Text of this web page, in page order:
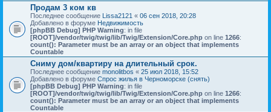
Продам 3 ком кв
Последнее сообщение Lissa2121 « 06 сен 2018, 20:28
Добавлено в форуме Недвижимость
[phpBB Debug] PHP Warning: in file
[ROOT]/vendor/twig/twig/lib/Twig/Extension/Core.php on line 1266:
count(): Parameter must be an array or an object that implements
Countable
Сниму дом/квартиру на длительный срок.
Последнее сообщение monolitbos « 25 июл 2018, 15:52
Добавлено в форуме Спрос жилья в Черноморске (снять)
[phpBB Debug] PHP Warning: in file
[ROOT]/vendor/twig/twig/lib/Twig/Extension/Core.php on line 1266:
count(): Parameter must be an array or an object that implements
Countable